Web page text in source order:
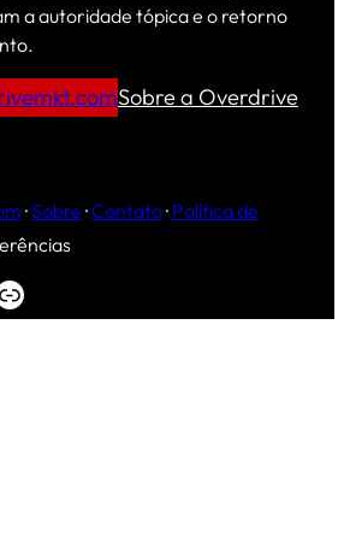
a autoridade tópica e o retorno
Sobre a Overdrive
·Sobre ·Contato· Política de
Marketing